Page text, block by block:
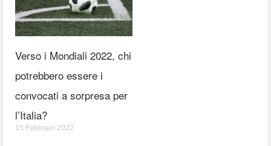
Verso i Mondiali 2022, chi
potrebbero essere i
convocati a sorpresa per
l’Italia?
15 Febbraio 2022